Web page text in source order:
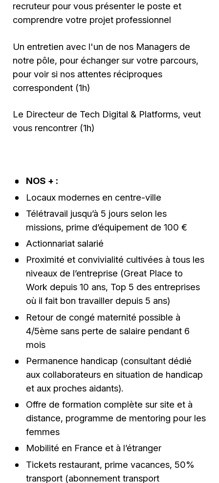
recruteur pour vous présenter le poste et
comprendre votre projet professionnel
Un entretien avec l'un de nos Managers de
notre pôle, pour échanger sur votre parcours,
pour voir si nos attentes réciproques
correspondent (1h)
Le Directeur de Tech Digital & Platforms, veut
vous rencontrer (1h)
NOS + :
Locaux modernes en centre-ville
Télétravail jusqu’à 5 jours selon les
missions, prime d’équipement de 100 €
Actionnariat salarié
Proximité et convivialité cultivées à tous les
niveaux de l’entreprise (Great Place to
Work depuis 10 ans, Top 5 des entreprises
où il fait bon travailler depuis 5 ans)
Retour de congé maternité possible à
4/5ème sans perte de salaire pendant 6
mois
Permanence handicap (consultant dédié
aux collaborateurs en situation de handicap
et aux proches aidants).
Offre de formation complète sur site et à
distance, programme de mentoring pour les
femmes
Mobilité en France et à l’étranger
Tickets restaurant, prime vacances, 50%
transport (abonnement transport